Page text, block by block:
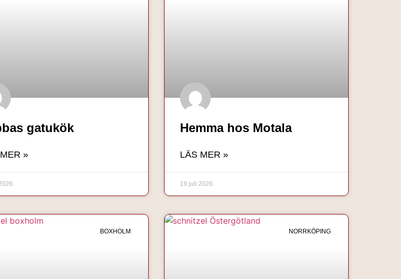
gatukök
»
Hemma hos Motala
LÄS MER »
19 juli 2026
BOXHOLM NORRKÖPING